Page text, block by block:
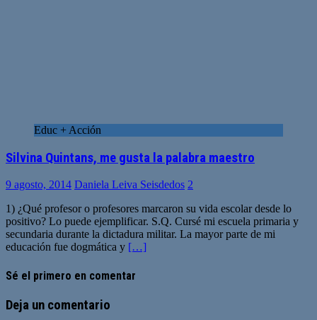
Educ + Acción
Silvina Quintans, me gusta la palabra maestro
9 agosto, 2014 Daniela Leiva Seisdedos 2
1) ¿Qué profesor o profesores marcaron su vida escolar desde lo
positivo? Lo puede ejemplificar. S.Q. Cursé mi escuela primaria y
secundaria durante la dictadura militar. La mayor parte de mi
educación fue dogmática y […]
Sé el primero en comentar
Deja un comentario